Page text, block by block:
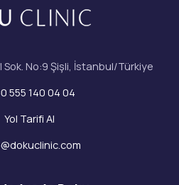
No:9 Şişli, İstanbul/Türkiye
555 140 04 04
Yol Tarifi Al